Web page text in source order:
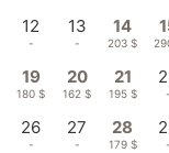
12
-
13
-
14
203 $
19
180 $
20
162 $
21
195 $ -
26
-
27
-
28
179 $ -